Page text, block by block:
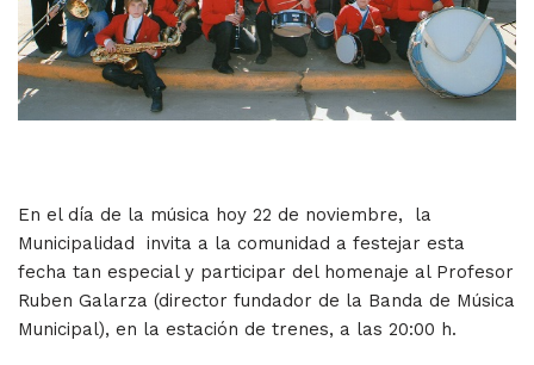
En el día de la música hoy 22 de noviembre, la
Municipalidad invita a la comunidad a festejar esta
fecha tan especial y participar del homenaje al Profesor
Ruben Galarza (director fundador de la Banda de Música
Municipal), en la estación de trenes, a las 20:00 h.